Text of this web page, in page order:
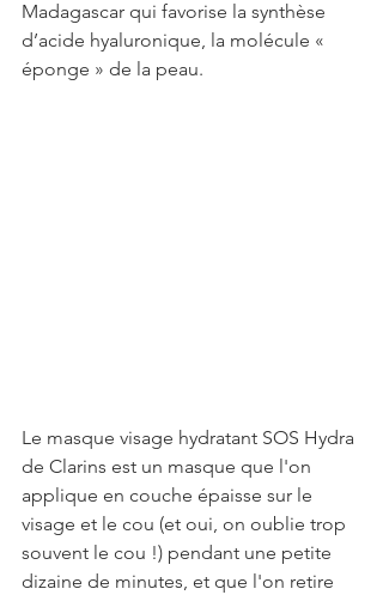
Madagascar qui favorise la synthèse
d’acide hyaluronique, la molécule «
éponge » de la peau.
Le masque visage hydratant SOS Hydra
de Clarins est un masque que l'on
applique en couche épaisse sur le
visage et le cou (et oui, on oublie trop
souvent le cou !) pendant une petite
dizaine de minutes, et que l'on retire